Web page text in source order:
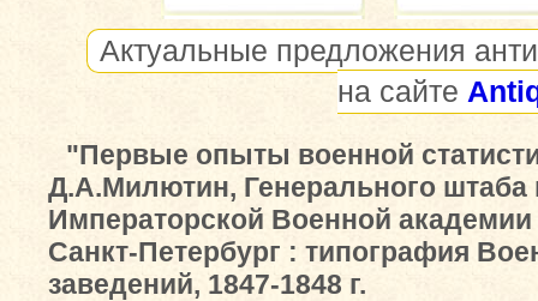
Актуальные предложения
на сайте
"Первые опыты военной
Д.А.Милютин, Генерального штаба
Императорской Военной
Санкт-Петербург : типография
заведений, 1847-1848 г.